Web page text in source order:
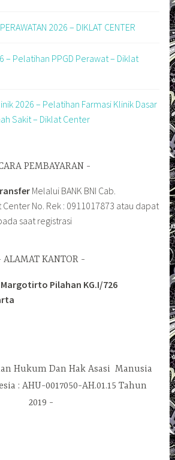
2026 – DIKLAT CENTER
– Pelatihan PPGD Perawat – Diklat
2026 – Pelatihan Farmasi Klinik Dasar
Sakit – Diklat Center
PEMBAYARAN
Melalui BANK BNI Cab.
Center No. Rek : 0911017873 atau dapat
saat registrasi
ALAMAT KANTOR
Margotirto Pilahan KG.I/726
Hukum Dan Hak Asasi Manusia
: AHU-0017050-AH.01.15 Tahun
2019